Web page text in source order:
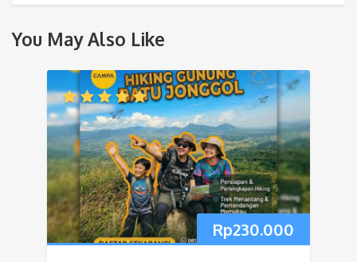
You May Also Like
Rp230.000